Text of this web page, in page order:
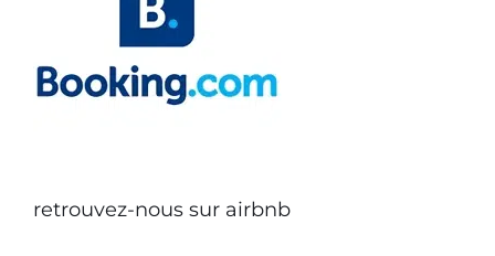
retrouvez-nous sur airbnb